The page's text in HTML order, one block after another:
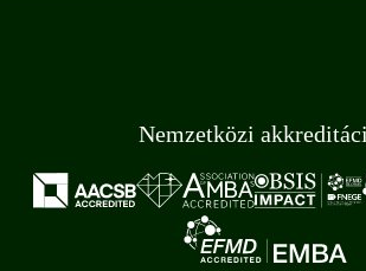
Nemzetközi